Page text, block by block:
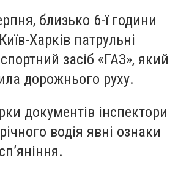
близько 6-ї години
Харків патрульні
засіб «ГАЗ», який
дорожнього руху.
документів інспектори
водія явні ознаки